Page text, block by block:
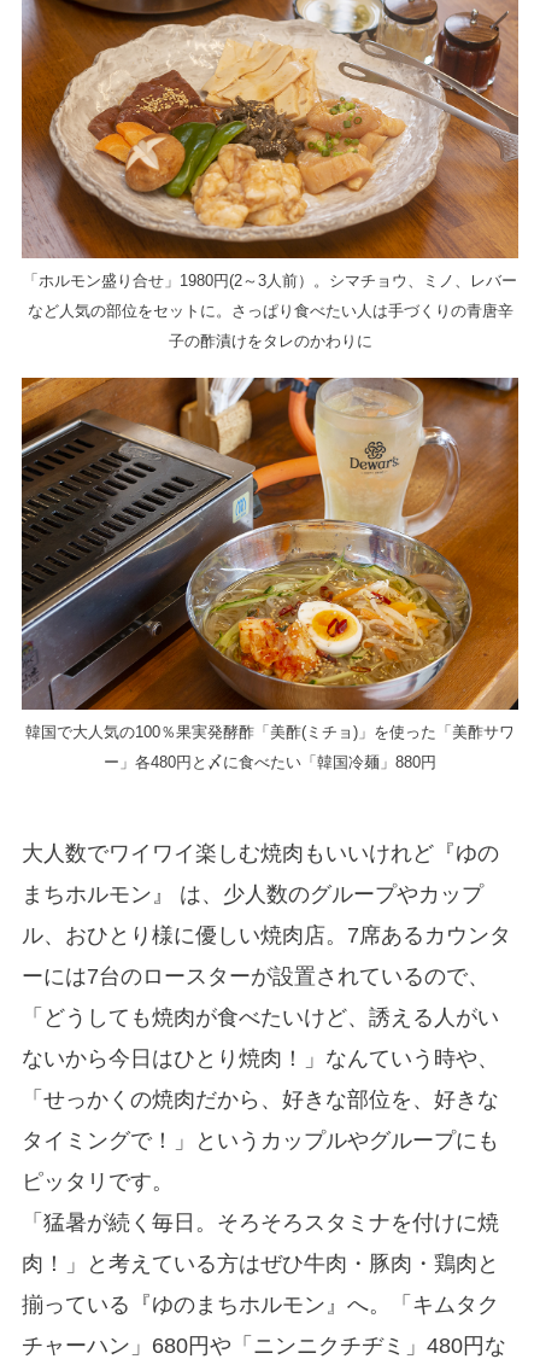
「ホルモン盛り合せ」1980円(2～3人前）。シマチョウ、ミノ、レバー
など人気の部位をセットに。さっぱり食べたい人は手づくりの青唐辛
子の酢漬けをタレのかわりに
韓国で大人気の100％果実発酵酢「美酢(ミチョ)」を使った「美酢サワ
ー」各480円と〆に食べたい「韓国冷麺」880円
大人数でワイワイ楽しむ焼肉もいいけれど『ゆの
まちホルモン』 は、少人数のグループやカップ
ル、おひとり様に優しい焼肉店。7席あるカウンタ
ーには7台のロースターが設置されているので、
「どうしても焼肉が食べたいけど、誘える人がい
ないから今日はひとり焼肉！」なんていう時や、
「せっかくの焼肉だから、好きな部位を、好きな
タイミングで！」というカップルやグループにも
ピッタリです。
「猛暑が続く毎日。そろそろスタミナを付けに焼
肉！」と考えている方はぜひ牛肉・豚肉・鶏肉と
揃っている『ゆのまちホルモン』へ。「キムタク
チャーハン」680円や「ニンニクチヂミ」480円な